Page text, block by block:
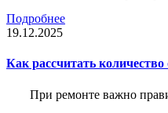
Подробнее
19.12.2025
Как рассчитать
При ремонте важно